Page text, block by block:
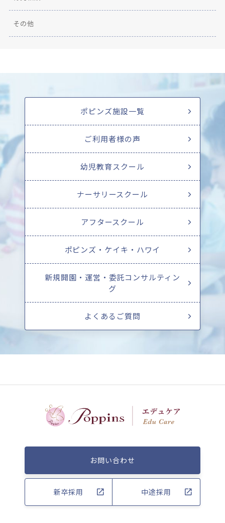
その他
ポピンズ施設一覧
ご利用者様の声
幼児教育スクール
ナーサリースクール
アフタースクール
ポピンズ・ケイキ・ハワイ
新規開園・運営・委託コンサルティン
グ
よくあるご質問
お問い合わせ
新卒採用 中途採用